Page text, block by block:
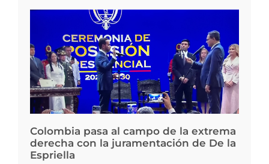
Colombia pasa al campo de la extrema
derecha con la juramentación de De la
Espriella